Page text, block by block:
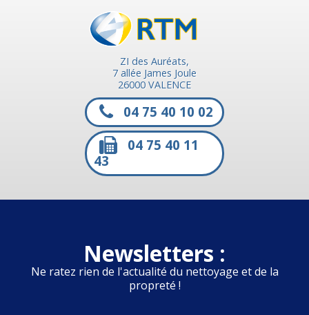
ZI des Auréats,
7 allée James Joule
26000 VALENCE
04 75 40 10 02
04 75 40 11
43
Newsletters :
Ne ratez rien de l'actualité du nettoyage et de la
propreté !